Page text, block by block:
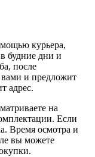
курьера,
будние дни и
после
вами и предложит
адрес.
на
Если
Время осмотра и
вы можете